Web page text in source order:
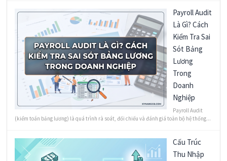
Payroll Audit
Là Gì? Cách
Kiểm Tra Sai
Sót Bảng
Lương
Trong
Doanh
Nghiệp
Payroll Audit
(kiểm toán bảng lương) là quá trình rà soát, đối chiếu và đánh giá toàn bộ hệ thống...
Cấu Trúc
Thu Nhập